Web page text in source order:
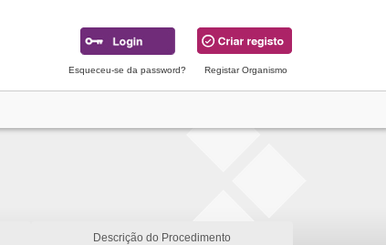
Esqueceu-se da password? Registar Organismo
Descrição do Procedimento